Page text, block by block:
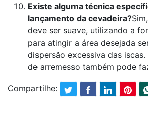
Existe alguma técnica
lançamento da cevadeira?
deve ser suave, utilizando a
para atingir a área desejada
dispersão excessiva das
de arremesso também pode
Compartilhe: